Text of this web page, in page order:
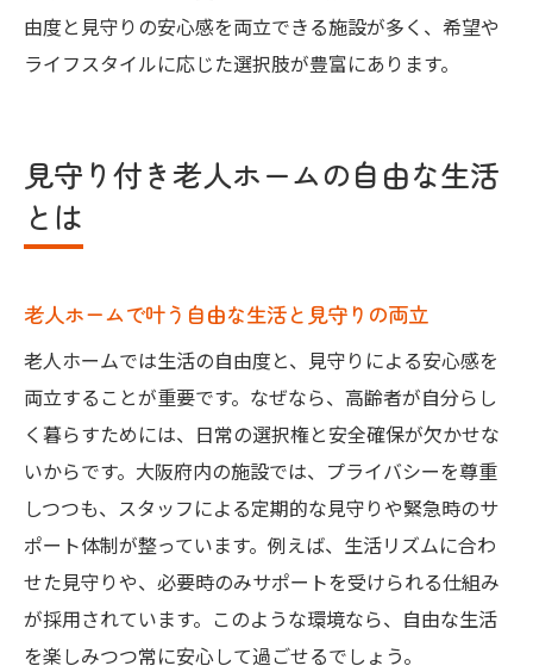
由度と見守りの安心感を両立できる施設が多く、希望や
ライフスタイルに応じた選択肢が豊富にあります。
見守り付き老人ホームの自由な生活
とは
老人ホームで叶う自由な生活と見守りの両立
老人ホームでは生活の自由度と、見守りによる安心感を
両立することが重要です。なぜなら、高齢者が自分らし
く暮らすためには、日常の選択権と安全確保が欠かせな
いからです。大阪府内の施設では、プライバシーを尊重
しつつも、スタッフによる定期的な見守りや緊急時のサ
ポート体制が整っています。例えば、生活リズムに合わ
せた見守りや、必要時のみサポートを受けられる仕組み
が採用されています。このような環境なら、自由な生活
を楽しみつつ常に安心して過ごせるでしょう。